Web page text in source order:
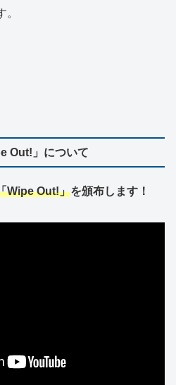
Out!」について
Wipe Out!」を頒布します！